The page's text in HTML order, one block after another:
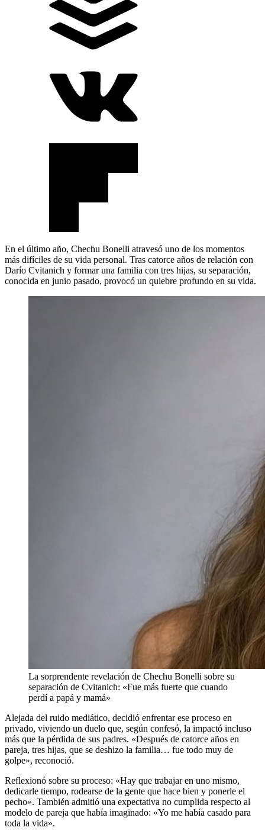
En el último año, Chechu Bonelli atravesó uno de los momentos
más difíciles de su vida personal. Tras catorce años de relación con
Darío Cvitanich y formar una familia con tres hijas, su separación,
conocida en junio pasado, provocó un quiebre profundo en su vida.
La sorprendente revelación de Chechu Bonelli sobre su
separación de Cvitanich: «Fue más fuerte que cuando
perdí a papá y mamá»
Alejada del ruido mediático, decidió enfrentar ese proceso en
privado, viviendo un duelo que, según confesó, la impactó incluso
más que la pérdida de sus padres. «Después de catorce años en
pareja, tres hijas, que se deshizo la familia… fue todo muy de
golpe», reconoció.
Reflexionó sobre su proceso: «Hay que trabajar en uno mismo,
dedicarle tiempo, rodearse de la gente que hace bien y ponerle el
pecho». También admitió una expectativa no cumplida respecto al
modelo de pareja que había imaginado: «Yo me había casado para
toda la vida».